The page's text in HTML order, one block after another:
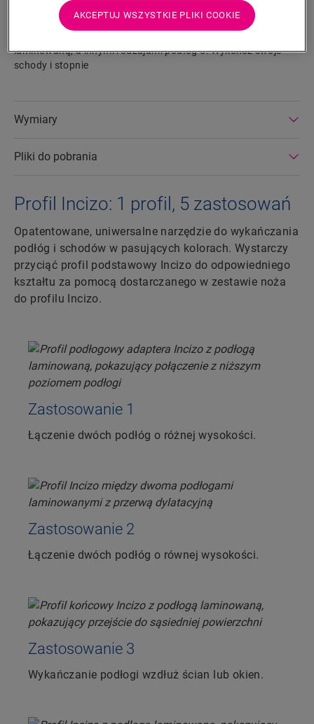
Połącz dwie podłogi o różnej wysokości 2. Połącz dwie
podłogi o tej samej wysokości 3. Wykończ podłogę wzdłuż
laminowaną, a innymi rodzajami podłóg 5. Wykończ swoje
schody i stopnie
Wymiary
Pliki do pobrania
Profil Incizo: 1 profil, 5 zastosowań
Opatentowane, uniwersalne narzędzie do wykańczania
podłóg i schodów w pasujących kolorach. Wystarczy
przyciąć profil podstawowy Incizo do odpowiedniego
kształtu za pomocą dostarczanego w zestawie noża
do profilu Incizo.
Zastosowanie 1
Łączenie dwóch podłóg o różnej wysokości.
Zastosowanie 2
Łączenie dwóch podłóg o równej wysokości.
Zastosowanie 3
Wykańczanie podłogi wzdłuż ścian lub okien.
AKCEPTUJ WSZYSTKIE PLIKI COOKIE